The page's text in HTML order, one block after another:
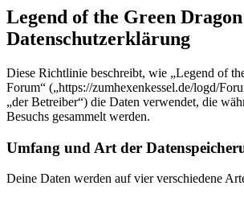
Legend of the Green
Datenschutzerklärung
Diese Richtlinie beschreibt, wie „Legend of
Forum“ („https://zumhexenkessel.de/logd/
„der Betreiber“) die Daten verwendet, die
Besuchs gesammelt werden.
Umfang und Art der
Deine Daten werden auf vier verschiedene